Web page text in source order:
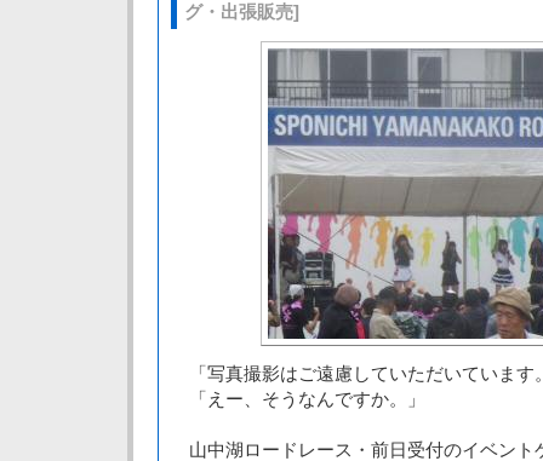
グ・出張販売]
「写真撮影はご遠慮していただいています
「えー、そうなんですか。」
山中湖ロードレース・前日受付のイベント